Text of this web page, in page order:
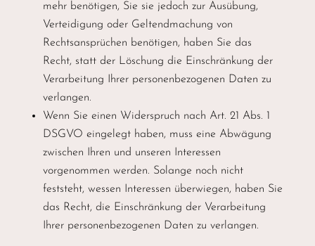
mehr benötigen, Sie sie jedoch zur Ausübung,
Verteidigung oder Geltendmachung von
Rechtsansprüchen benötigen, haben Sie das
Recht, statt der Löschung die Einschränkung der
Verarbeitung Ihrer personenbezogenen Daten zu
verlangen.
Wenn Sie einen Widerspruch nach Art. 21 Abs. 1
DSGVO eingelegt haben, muss eine Abwägung
zwischen Ihren und unseren Interessen
vorgenommen werden. Solange noch nicht
feststeht, wessen Interessen überwiegen, haben Sie
das Recht, die Einschränkung der Verarbeitung
Ihrer personenbezogenen Daten zu verlangen.